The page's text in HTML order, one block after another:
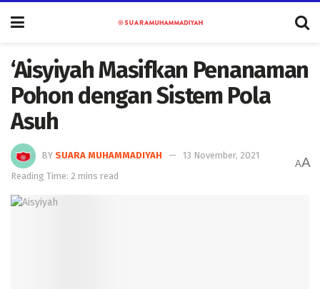
‘Aisyiyah Masifkan Penanaman
Pohon dengan Sistem Pola
Asuh
BY SUARA MUHAMMADIYAH
13 November, 2021
Reading Time: 2 mins read
AA